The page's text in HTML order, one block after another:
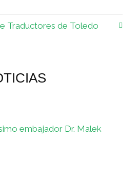
Traductores de Toledo
embajador Dr. Malek